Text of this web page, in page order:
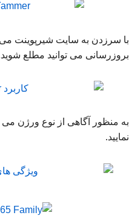
با سرزدن به سایت شیرپوینت
بروزرسانی می توانید مطلع
به منظور آگاهی از نوع ورژن می
نمایید.